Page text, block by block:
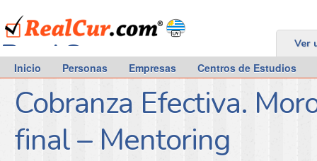
RealCur.com Ver
Inicio Personas Empresas Centros de Estudios
Cobranza Efectiva.
final – Mentoring